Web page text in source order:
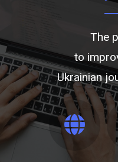
The
to
Ukrainian